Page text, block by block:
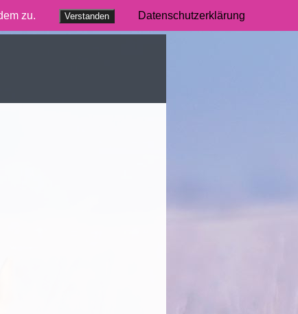
zu. Verstanden Datenschutzerklärung